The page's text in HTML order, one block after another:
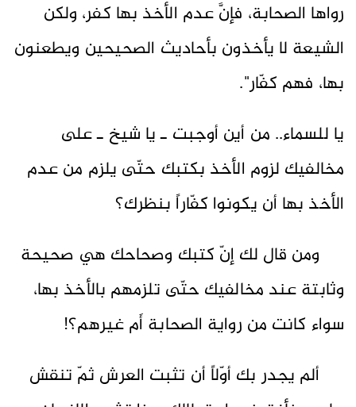
رواها الصحابة، فإنَّ عدم الأخذ بها كفر، ولكن
الشيعة لا يأخذون بأحاديث الصحيحين ويطعنون
بها، فهم كفّار".
يا للسماء.. من أين أوجبت ـ يا شيخ ـ على
مخالفيك لزوم الأخذ بكتبك حتّى يلزم من عدم
الأخذ بها أن يكونوا كفّاراً بنظرك؟
ومن قال لك إنّ كتبك وصحاحك هي صحيحة
وثابتة عند مخالفيك حتّى تلزمهم بالأخذ بها،
سواء كانت من رواية الصحابة أَم غيرهم؟!
ألم يجدر بك أوّلاً أن تثبت العرش ثمّ تنقش